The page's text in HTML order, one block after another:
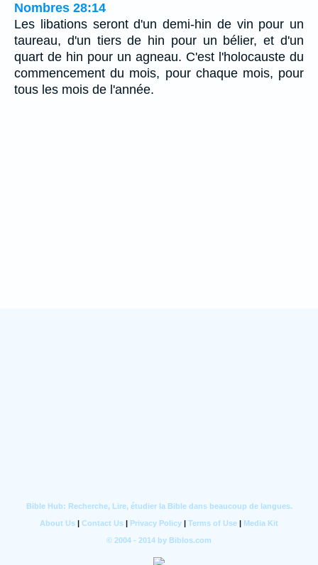
Nombres 28:14
Les libations seront d'un demi-hin de vin pour un
taureau, d'un tiers de hin pour un bélier, et d'un
quart de hin pour un agneau. C'est l'holocauste du
commencement du mois, pour chaque mois, pour
tous les mois de l'année.